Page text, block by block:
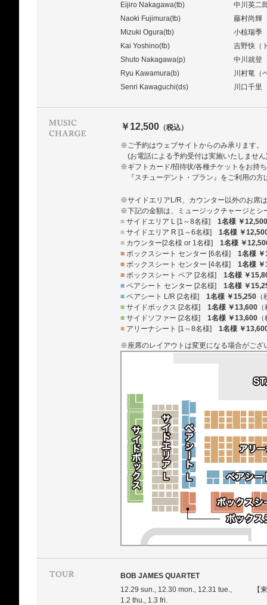
Eijiro Nakagawa(tb)
中川英二
Naoki Fujimura(tb)
藤村尚輝
Mizuki Ogura(tb)
小椋瑞季
Kai Yoshino(tb)
吉野快（
Shuto Nakagawa(p)
中川就登
Ryu Kawamura(b)
川村竜（
Senri Kawaguchi(ds)
川口千里
￥12,500 （税込）
※ご予約はウェブサイトからのみ承ります。
(お電話による予約受付は実施いたしません
※ギフトカード/招待状/各種チケットをお持
『スチューデント・プラン』をご利用の
※サイドエリアL/R、カウンター以外のお席
※下記の金額は、ミュージックチャージとシ
■ サイドエリア L [1～8名様] 1名様 ￥12,500
■ サイドエリア R [1～6名様] 1名様 ￥
■ カウンター[2名様 or 1名様] 1名様 ￥
■ ボックスシート センター [6名様] 1名様
■ ボックスシート センター [4名様] 1名様
■ ボックスシート ペア [2名様] 1名様 ￥
■ ペアシート センター [2名様] 1名様 ￥
■ ペアシート L/R [2名様] 1名様 ￥15,250
■ サイドボックス [2名様] 1名様 ￥13,600
■ サイドソファー [2名様] 1名様 ￥13,600
■ アリーナシート [1～8名様] 1名様 ￥
※座席のレイアウトは変更になる場合がござ
BOB JAMES QUARTET
12.29 sun., 12.30 mon., 12.31 tue.,
1.2 thu., 1.3 fri.
【